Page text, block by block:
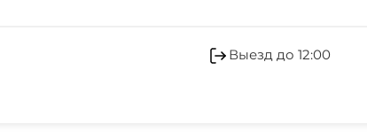
Садовая мебель
Сейф
Выезд до 12:00